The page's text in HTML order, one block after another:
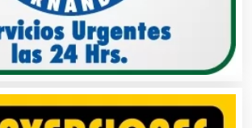
y Equipos Eléctricos